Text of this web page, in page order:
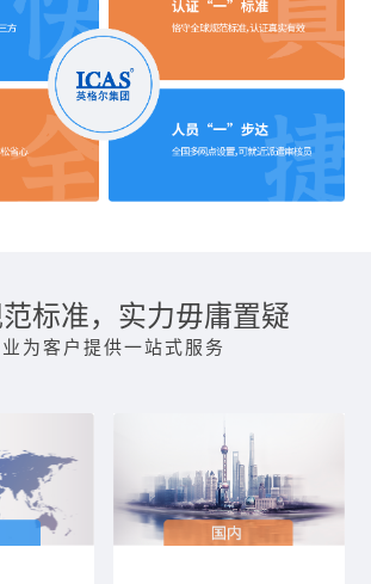
标准，实力毋庸置疑
为客户提供一站式服务